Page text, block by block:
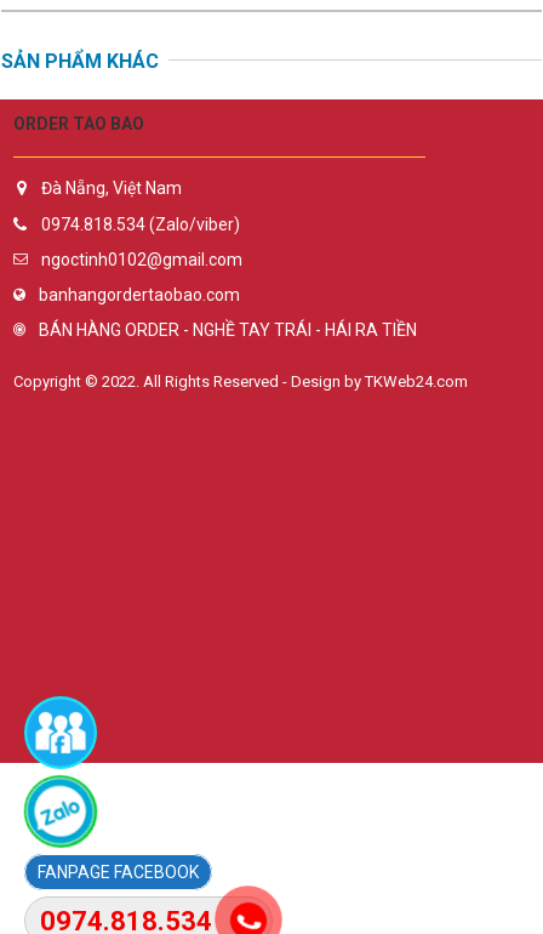
SẢN PHẨM KHÁC
ORDER TAO BAO
Đà Nẵng, Việt Nam
0974.818.534 (Zalo/viber)
ngoctinh0102@gmail.com
banhangordertaobao.com
BÁN HÀNG ORDER - NGHỀ TAY TRÁI - HÁI RA TIỀN
Copyright © 2022. All Rights Reserved - Design by TKWeb24.com
0974.818.534
FACEBOOK